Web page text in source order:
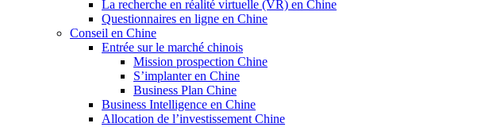
La recherche en réalité virtuelle (VR) en Chine
Questionnaires en ligne en Chine
Conseil en Chine
Entrée sur le marché chinois
Mission prospection Chine
S’implanter en Chine
Business Plan Chine
Business Intelligence en Chine
Allocation de l’investissement Chine